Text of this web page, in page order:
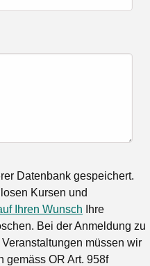
Datenbank gespeichert.
Kursen und
Ihren Wunsch Ihre
Bei der Anmeldung zu
müssen wir
gemäss OR Art. 958f